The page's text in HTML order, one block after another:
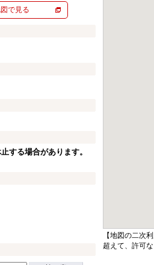
で見る
する場合があります。
【地図の二次
超えて、許可